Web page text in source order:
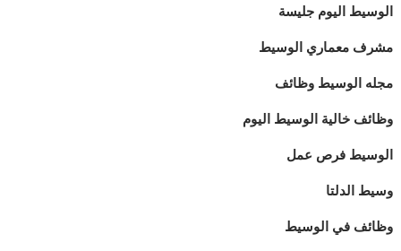
الوسيط اليوم جليسة
مشرف معماري الوسيط
مجله الوسيط وظائف
وظائف خالية الوسيط اليوم
الوسيط فرص عمل
وسيط الدلتا
وظائف في الوسيط